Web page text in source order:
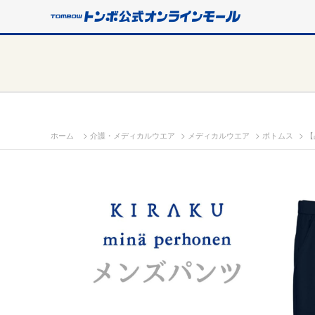
ホーム > 介護・メディカルウエア > メディカルウエア > ボトムス >